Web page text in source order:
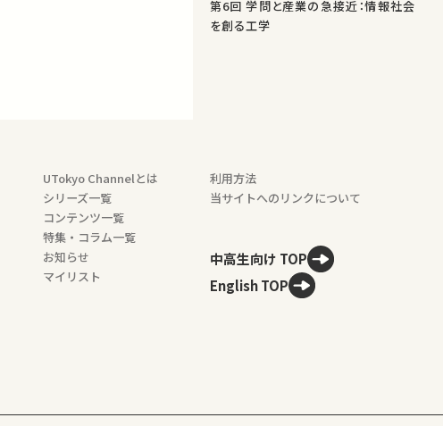
第6回 学問と産業の急接近：情報社会
を創る工学
UTokyo Channelとは
シリーズ一覧
コンテンツ一覧
特集・コラム一覧
お知らせ
マイリスト
利用方法
当サイトへのリンクについて
中高生向け TOP
English TOP